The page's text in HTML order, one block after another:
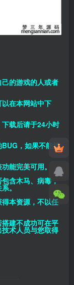
的游戏的人或者
在本网站中下
载后请于24小时
，如果不能接
能完美可用。
含木马、病毒，
。
本资源，不以任
建不成功可在平
术人员与您取得